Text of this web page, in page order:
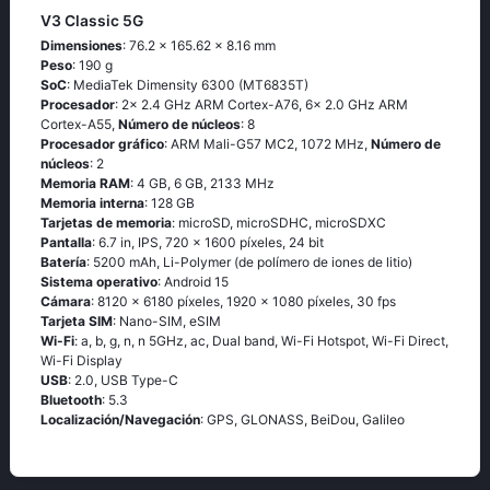
V3 Classic 5G
Dimensiones: 76.2 x 165.62 x 8.16 mm
Peso: 190 g
SoC: MediaTek Dimensity 6300 (MT6835T)
Procesador: 2x 2.4 GHz ARM Cortex-A76, 6x 2.0 GHz ARM
Cortex-A55, Número de núcleos: 8
Procesador gráfico: ARM Mali-G57 MC2, 1072 MHz, Número de
núcleos: 2
Memoria RAM: 4 GB, 6 GB, 2133 MHz
Memoria interna: 128 GB
Tarjetas de memoria: microSD, microSDHC, microSDXC
Pantalla: 6.7 in, IPS, 720 x 1600 píxeles, 24 bit
Batería: 5200 mAh, Li-Polymer (de polímero de iones de litio)
Sistema operativo: Android 15
Cámara: 8120 x 6180 píxeles, 1920 x 1080 píxeles, 30 fps
Tarjeta SIM: Nano-SIM, eSIM
Wi-Fi: a, b, g, n, n 5GHz, ac, Dual band, Wi-Fi Hotspot, Wi-Fi Direct,
Wi-Fi Display
USB: 2.0, USB Type-C
Bluetooth: 5.3
Localización/Navegación: GPS, GLONASS, BeiDou, Galileo